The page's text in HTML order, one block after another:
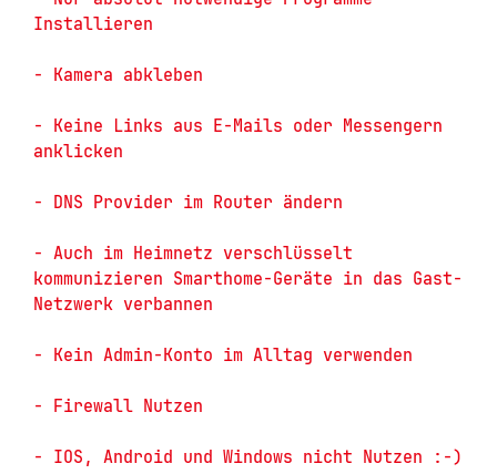
Installieren
- Kamera abkleben
- Keine Links aus E-Mails oder Messengern
anklicken
- DNS Provider im Router ändern
- Auch im Heimnetz verschlüsselt
kommunizieren Smarthome-Geräte in das Gast-
Netzwerk verbannen
- Kein Admin-Konto im Alltag verwenden
- Firewall Nutzen